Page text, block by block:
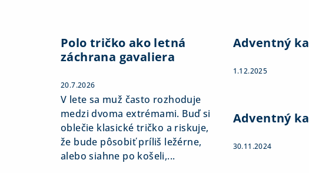
Polo tričko ako letná
záchrana gavaliera
20.7.2026
V lete sa muž často rozhoduje
medzi dvoma extrémami. Buď si
oblečie klasické tričko a riskuje,
že bude pôsobiť príliš ležérne,
alebo siahne po košeli,...
Adventný
1.12.2025
Adventný
30.11.2024